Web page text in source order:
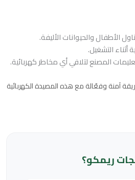
الأطفال والحيوانات الأليفة.
أثناء التشغيل.
المصنع لتلافي أي مخاطر كهربائية.
آمنة وفعّالة مع هذه المصيدة الكهربائية
ريمكو؟